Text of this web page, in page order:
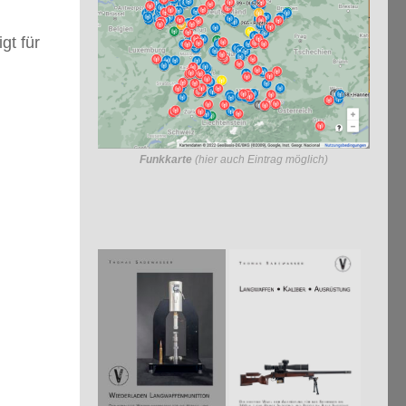
für
Funkkarte (hier auch Eintrag möglich)